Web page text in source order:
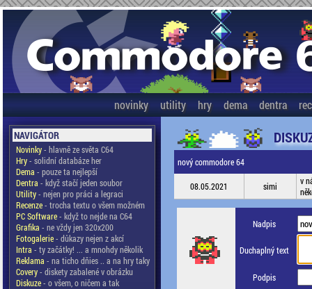
novinky utility hry dema dentra
NAVIGÁTOR
Novinky- hlavně ze světa C64
Hry- solidní databáze her
Dema - pouze ta nejlepší
Dentra - když stačí jeden soubor
Utility- nejen pro práci a legraci
Recenze- trocha textu o všem možném
PC Software- když to nejde na C64
Grafika - ne vždy jen 320x200
Fotogalerie- důkazy nejen z akcí
Intra - ty začátky! ... a mnohdy několik
Reklama - na ticho dňies .. a na hry taky
Covery- diskety zabalené v obrázku
Diskuze- o všem, o ničem a tak
nový commodore 64
08.05.2021 simi
v
Nadpis
Duchaplný text
Podpis